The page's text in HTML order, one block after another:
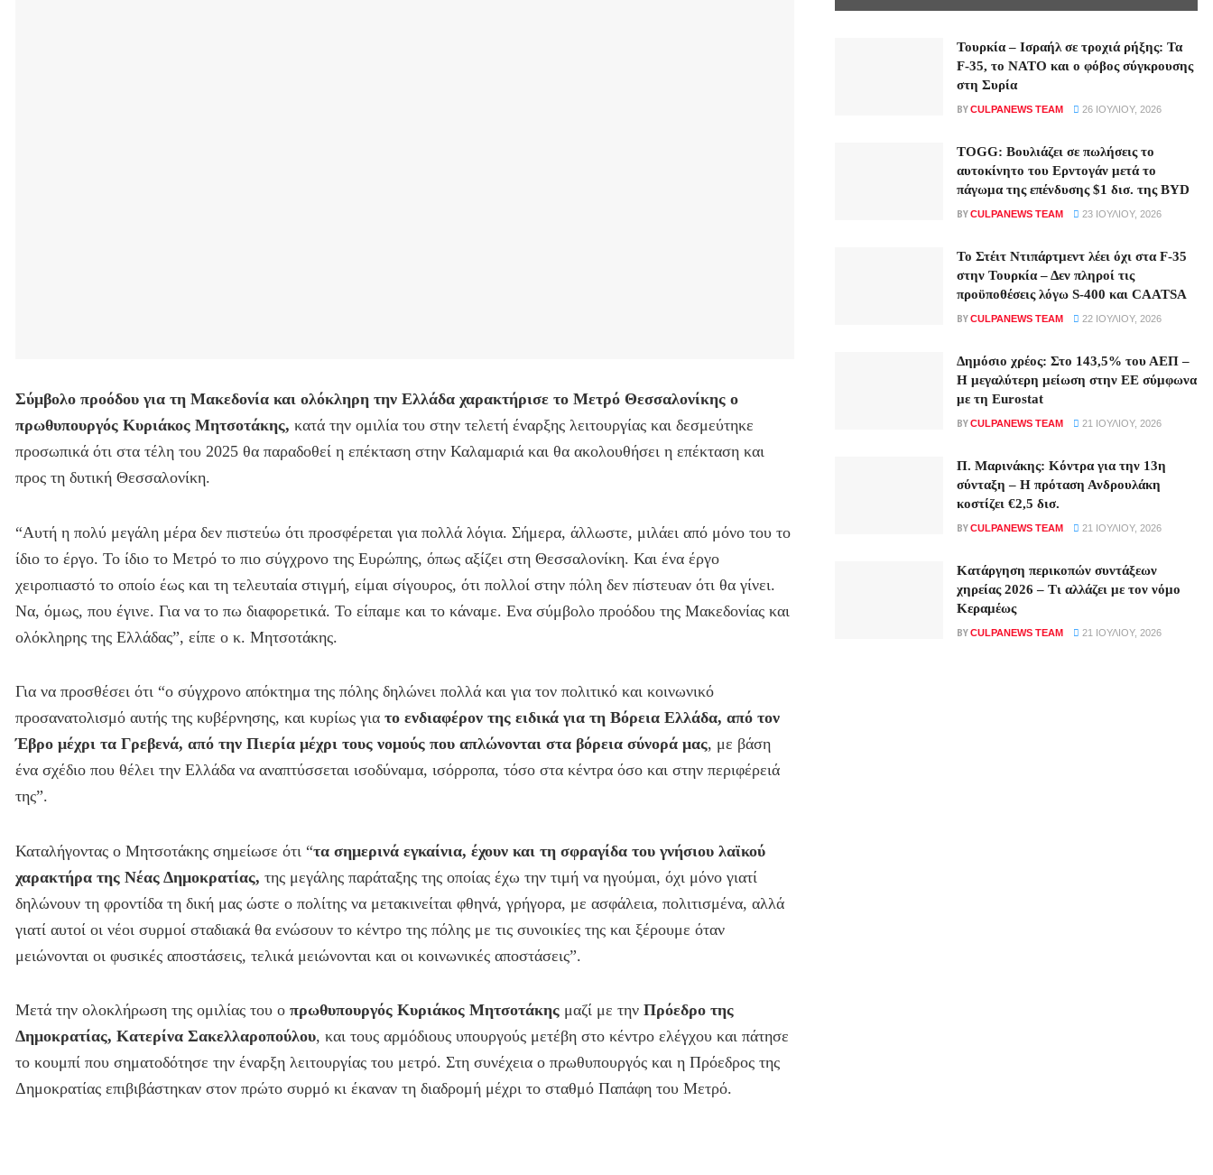
Σύμβολο προόδου για τη Μακεδονία και ολόκληρη την Ελλάδα χαρακτήρισε το Μετρό Θεσσαλονίκης ο
πρωθυπουργός Κυριάκος Μητσοτάκης, κατά την ομιλία του στην τελετή έναρξης λειτουργίας και δεσμεύτηκε
προσωπικά ότι στα τέλη του 2025 θα παραδοθεί η επέκταση στην Καλαμαριά και θα ακολουθήσει η επέκταση και
προς τη δυτική Θεσσαλονίκη.
“Αυτή η πολύ μεγάλη μέρα δεν πιστεύω ότι προσφέρεται για πολλά λόγια. Σήμερα, άλλωστε, μιλάει από μόνο του το
ίδιο το έργο. Το ίδιο το Μετρό το πιο σύγχρονο της Ευρώπης, όπως αξίζει στη Θεσσαλονίκη. Και ένα έργο
χειροπιαστό το οποίο έως και τη τελευταία στιγμή, είμαι σίγουρος, ότι πολλοί στην πόλη δεν πίστευαν ότι θα γίνει.
Να, όμως, που έγινε. Για να το πω διαφορετικά. Το είπαμε και το κάναμε. Ενα σύμβολο προόδου της Μακεδονίας και
ολόκληρης της Ελλάδας”, είπε ο κ. Μητσοτάκης.
Για να προσθέσει ότι “ο σύγχρονο απόκτημα της πόλης δηλώνει πολλά και για τον πολιτικό και κοινωνικό
προσανατολισμό αυτής της κυβέρνησης, και κυρίως για το ενδιαφέρον της ειδικά για τη Βόρεια Ελλάδα, από τον
Έβρο μέχρι τα Γρεβενά, από την Πιερία μέχρι τους νομούς που απλώνονται στα βόρεια σύνορά μας, με βάση
ένα σχέδιο που θέλει την Ελλάδα να αναπτύσσεται ισοδύναμα, ισόρροπα, τόσο στα κέντρα όσο και στην περιφέρειά
της”.
Καταλήγοντας ο Μητσοτάκης σημείωσε ότι “τα σημερινά εγκαίνια, έχουν και τη σφραγίδα του γνήσιου λαϊκού
χαρακτήρα της Νέας Δημοκρατίας, της μεγάλης παράταξης της οποίας έχω την τιμή να ηγούμαι, όχι μόνο γιατί
δηλώνουν τη φροντίδα τη δική μας ώστε ο πολίτης να μετακινείται φθηνά, γρήγορα, με ασφάλεια, πολιτισμένα, αλλά
γιατί αυτοί οι νέοι συρμοί σταδιακά θα ενώσουν το κέντρο της πόλης με τις συνοικίες της και ξέρουμε όταν
μειώνονται οι φυσικές αποστάσεις, τελικά μειώνονται και οι κοινωνικές αποστάσεις”.
Μετά την ολοκλήρωση της ομιλίας του ο πρωθυπουργός Κυριάκος Μητσοτάκης μαζί με την Πρόεδρο της
Δημοκρατίας, Κατερίνα Σακελλαροπούλου, και τους αρμόδιους υπουργούς μετέβη στο κέντρο ελέγχου και πάτησε
το κουμπί που σηματοδότησε την έναρξη λειτουργίας του μετρό. Στη συνέχεια ο πρωθυπουργός και η Πρόεδρος της
Δημοκρατίας επιβιβάστηκαν στον πρώτο συρμό κι έκαναν τη διαδρομή μέχρι το σταθμό Παπάφη του Μετρό.
Τουρκία – Ισραήλ σε τροχιά ρήξης: Τα
F-35, το ΝΑΤΟ και ο φόβος σύγκρουσης
στη Συρία
BYCULPANEWS TEAM 26 ΙΟΥΛΊΟΥ, 2026
TOGG: Βουλιάζει σε πωλήσεις το
αυτοκίνητο του Ερντογάν μετά το
πάγωμα της επένδυσης $1 δισ. της BYD
BYCULPANEWS TEAM 23 ΙΟΥΛΊΟΥ, 2026
Το Στέιτ Ντιπάρτμεντ λέει όχι στα F-35
στην Τουρκία – Δεν πληροί τις
προϋποθέσεις λόγω S-400 και CAATSA
BYCULPANEWS TEAM 22 ΙΟΥΛΊΟΥ, 2026
Δημόσιο χρέος: Στο 143,5% του ΑΕΠ –
Η μεγαλύτερη μείωση στην ΕΕ σύμφωνα
με τη Eurostat
BYCULPANEWS TEAM 21 ΙΟΥΛΊΟΥ, 2026
Π. Μαρινάκης: Κόντρα για την 13η
σύνταξη – Η πρόταση Ανδρουλάκη
κοστίζει €2,5 δισ.
BYCULPANEWS TEAM 21 ΙΟΥΛΊΟΥ, 2026
Κατάργηση περικοπών συντάξεων
χηρείας 2026 – Τι αλλάζει με τον νόμο
Κεραμέως
BYCULPANEWS TEAM 21 ΙΟΥΛΊΟΥ, 2026